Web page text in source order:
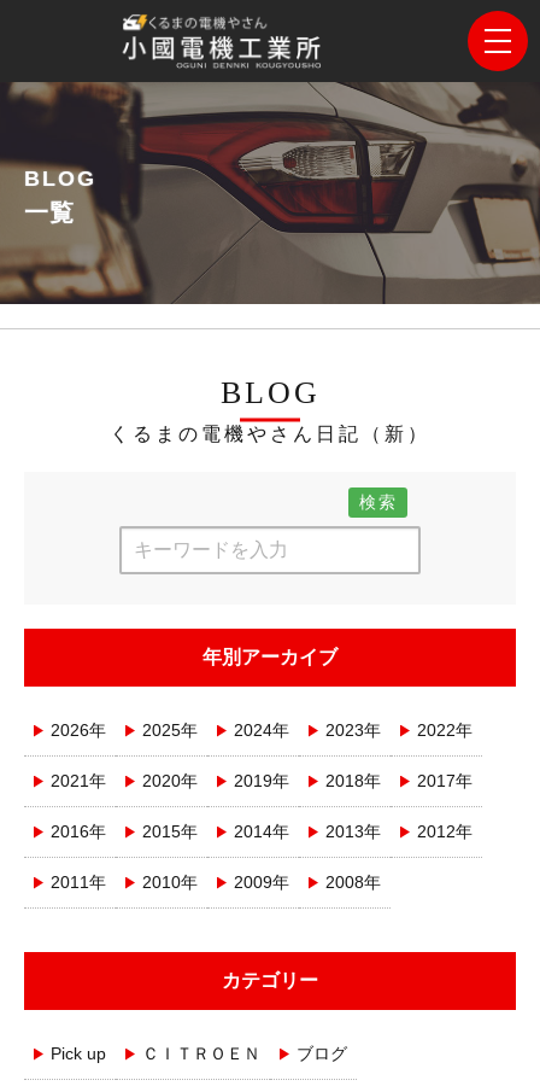
BLOG
一覧
BLOG
くるまの電機やさん日記（新）
検索
年別アーカイブ
2026年 2025年 2024年 2023年 2022年
2021年 2020年 2019年 2018年 2017年
2016年 2015年 2014年 2013年 2012年
2011年 2010年 2009年 2008年
カテゴリー
Pick up ＣＩＴＲＯＥＮ ブログ